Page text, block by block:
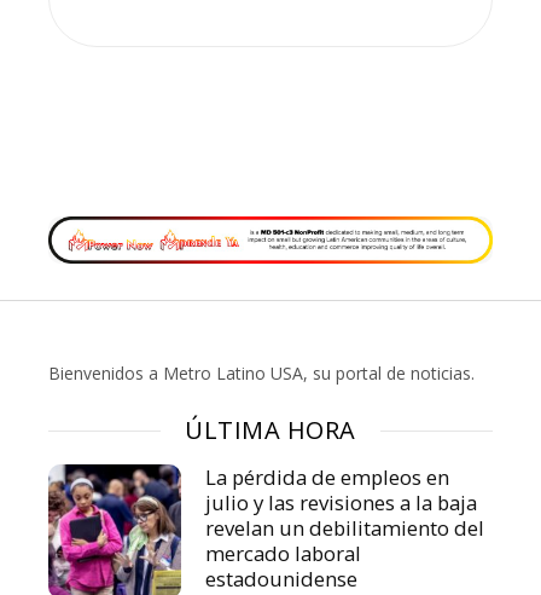
Bienvenidos a Metro Latino USA, su portal de noticias.
ÚLTIMA HORA
La pérdida de empleos en
julio y las revisiones a la baja
revelan un debilitamiento del
mercado laboral
estadounidense